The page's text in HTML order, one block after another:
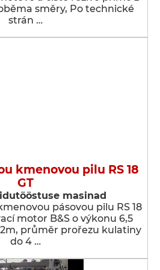
směry, Po technické
strán …
kmenovou pilu RS 18
GT
masinad
pásovou pilu RS 18
motor B&S o výkonu 6,5
průměr prořezu kulatiny
do 4 …